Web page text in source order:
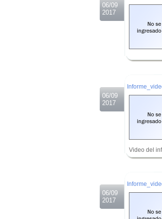
06/09
2017
06/09
2017
Video del
06/09
2017